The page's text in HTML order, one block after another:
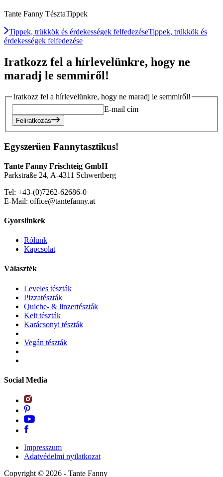
Tante Fanny TésztaTippek
Tippek, trükkök és érdekességek felfedezéseTippek, trükkök és
érdekességek felfedezése
Iratkozz fel a hírlevelünkre, hogy ne
maradj le semmiről!
Iratkozz fel a hírlevelünkre, hogy ne maradj le semmiről!
E-mail cím
Feliratkozás
Egyszerűen Fannytasztikus!
Tante Fanny Frischteig GmbH
Parkstraße 24, A-4311 Schwertberg
Tel: +43-(0)7262-62686-0
E-Mail: office@tantefanny.at
Gyorslinkek
Rólunk
Kapcsolat
Választék
Leveles tészták
Pizzatészták
Quiche- & linzertészták
Kelt tészták
Karácsonyi tészták
Vegán tészták
Social Media
Impresszum
Adatvédelmi nyilatkozat
Copyright © 2026 - Tante Fanny